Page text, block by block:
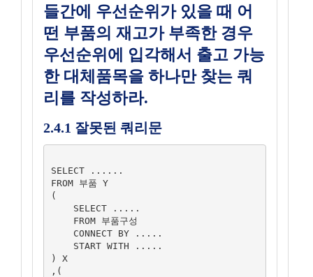
들간에 우선순위가 있을 때 어
떤 부품의 재고가 부족한 경우
우선순위에 입각해서 출고 가능
한 대체품목을 하나만 찾는 쿼
리를 작성하라.
2.4.1 잘못된 쿼리문
SELECT ......
FROM 부품 Y
(
) X
,(